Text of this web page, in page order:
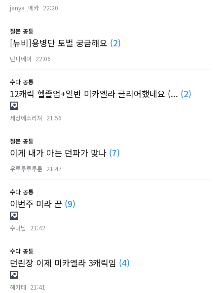
janya_메카 22:20
질문 공통
[뉴비]용병단 토벌 궁금해요 (2)
던피에이 22:06
수다 공통
12캐릭 헬졸업+일반 미카엘라 클리어했네요 (... (2)
세상에소리쳐 21:56
질문 공통
이게 내가 아는 던파가 맞나 (7)
우루루루루룬 21:47
수다 공통
이번주 미라 끝 (9)
수녀님 21:42
수다 공통
던린장 이제 미카엘라 3캐릭임 (4)
헤카테 21:41